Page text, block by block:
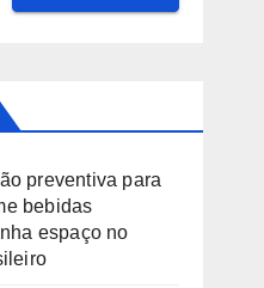
preventiva para
bebidas
espaço no